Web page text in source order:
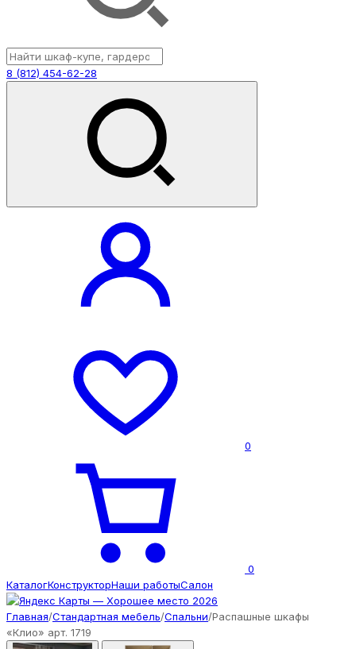
8 (812) 454-62-28
0
0
КаталогКонструкторНаши работыСалон
Главная/Стандартная мебель/Спальни/Распашные шкафы
«Клио» арт. 1719